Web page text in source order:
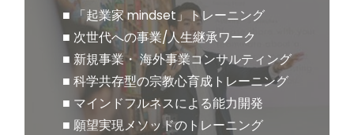
■ 「起業家 mindset」トレーニング
■ 次世代への事業/人生継承ワーク
■ 新規事業・ 海外事業コンサルティング
■ 科学共存型の宗教心育成トレーニング
■ マインドフルネスによる能力開発
■ 願望実現メソッドのトレーニング